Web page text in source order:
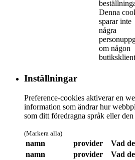
Denna
sparar inte
några
om någon
Inställningar
Preference-cookies aktiverar en
information som ändrar hur
som ditt föredragna språk eller
(Markera alla)
namn provider Vad
namn
provider Vad